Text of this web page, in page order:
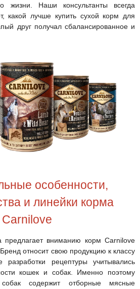
жизни. Наши консультанты всегда
какой лучше купить сухой корм для
друг получал сбалансированное и
особенности,
и линейки корма
Carnilove
предлагает вниманию корм Carnilove
относит свою продукцию к классу
разработки рецептуры учитывались
кошек и собак. Именно поэтому
содержит отборные мясные